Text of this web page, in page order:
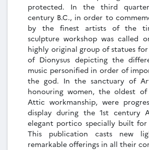
protected. In the third
century B.C., in order to
by the finest artists of the
sculpture workshop was called
highly original group of statues
of Dionysus depicting the
music personified in order of
the god. In the sanctuary of
honouring women, the oldest
Attic workmanship, were
display during the 1st century
elegant portico specially built for
This publication casts new
remarkable offerings in all their